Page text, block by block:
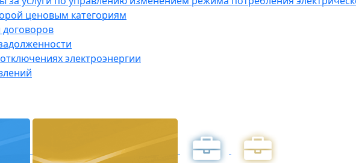
ценовым категориям
электроэнергии